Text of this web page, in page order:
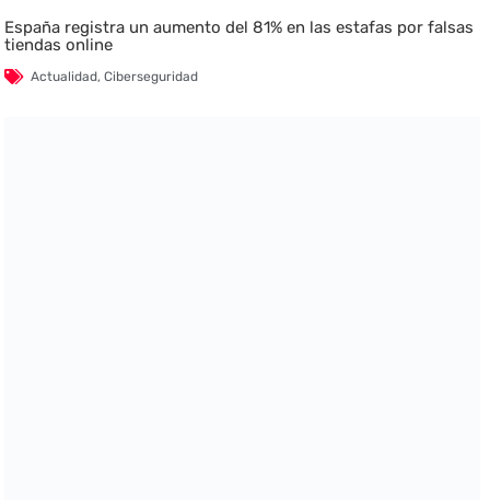
España registra un aumento del 81% en las estafas por falsas
tiendas online
Actualidad,Ciberseguridad